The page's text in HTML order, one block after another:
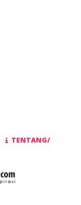
TENTANG/